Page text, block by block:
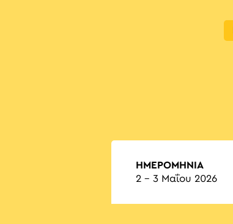
ΗΜΕΡΟΜΗΝΙΑ
2 - 3 Μαΐου 2026